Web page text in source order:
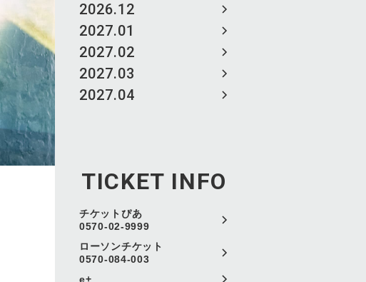
2026.12
2027.01
2027.02
2027.03
2027.04
TICKET INFO
チケットぴあ
0570-02-9999
ローソンチケット
0570-084-003
e+